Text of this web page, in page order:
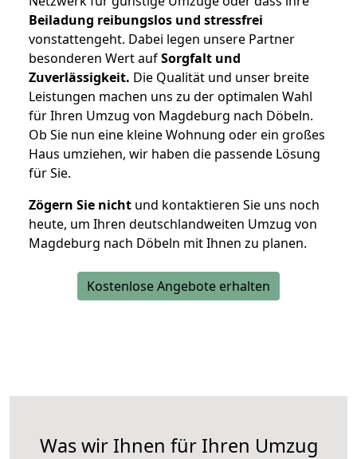
Beiladung reibungslos und stressfrei
vonstattengeht. Dabei legen unsere Partner
besonderen Wert aufSorgfalt und
Zuverlässigkeit. Die Qualität und unser breite
Leistungen machen uns zu der optimalen Wahl
für Ihren Umzug von Magdeburg nach Döbeln.
Ob Sie nun eine kleine Wohnung oder ein großes
Haus umziehen, wir haben die passende Lösung
für Sie.
Zögern Sie nicht und kontaktieren Sie uns noch
heute, um Ihren deutschlandweiten Umzug von
Magdeburg nach Döbeln mit Ihnen zu planen.
Kostenlose Angebote erhalten
Was wir Ihnen für Ihren Umzug